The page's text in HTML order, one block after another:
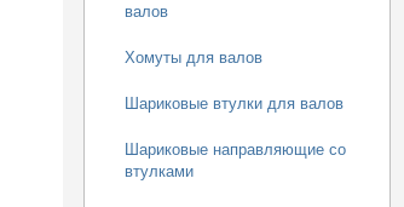
валов
Хомуты для валов
Шариковые втулки для валов
Шариковые направляющие со
втулками